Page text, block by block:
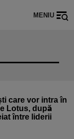
MENIU
care vor intra în
Lotus, după
între liderii